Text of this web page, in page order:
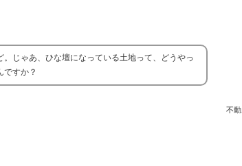
不
。じゃあ、ひな壇になっている土地って、どうやっ
ですか？